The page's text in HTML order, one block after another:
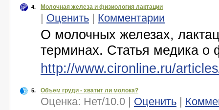
4. Молочная железа и физиология лактации
| Оценить | Комментарии
О молочных железах,
терминах. Статья медика о
http://www.cironline.ru/
5. Объем груди - хватит ли молока?
Оценка: Нет/10.0 | Оценить |